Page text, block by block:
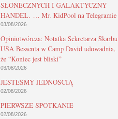
SŁONECZNYCH I GALAKTYCZNY
HANDEL. … Mr. KidPool na Telegramie
03/08/2026
Opiniotwórcza: Notatka Sekretarza Skarbu
USA Bessenta w Camp David udowadnia,
że “Koniec jest bliski”
03/08/2026
JESTEŚMY JEDNOŚCIĄ
02/08/2026
PIERWSZE SPOTKANIE
02/08/2026